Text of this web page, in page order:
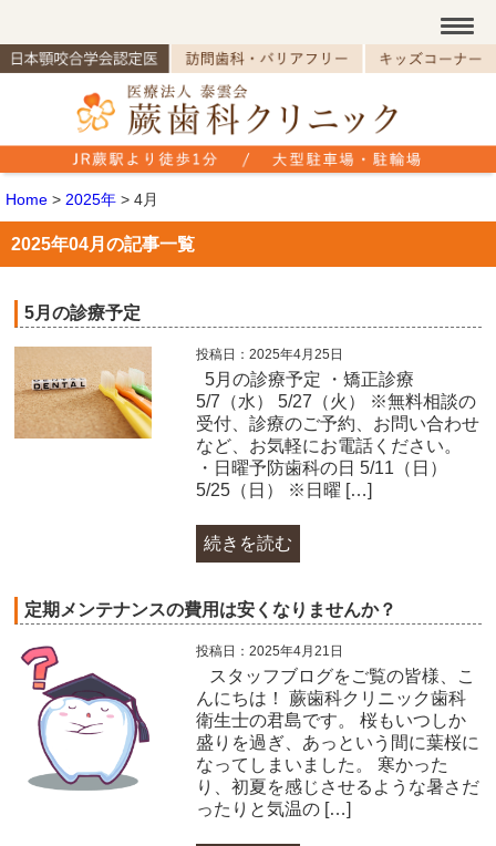
Home > 2025年 > 4月
2025年04月の記事一覧
5月の診療予定
投稿日：2025年4月25日
5月の診療予定 ・矯正診療
5/7（水） 5/27（火） ※無料相談の
受付、診療のご予約、お問い合わせ
など、お気軽にお電話ください。
・日曜予防歯科の日 5/11（日）
5/25（日） ※日曜 […]
続きを読む
定期メンテナンスの費用は安くなりませんか？
投稿日：2025年4月21日
​ スタッフブログをご覧の皆様、こ
んにちは！ 蕨歯科クリニック歯科
衛生士の君島です。 桜もいつしか
盛りを過ぎ、あっという間に葉桜に
なってしまいました。 寒かった
り、初夏を感じさせるような暑さだ
ったりと気温の […]